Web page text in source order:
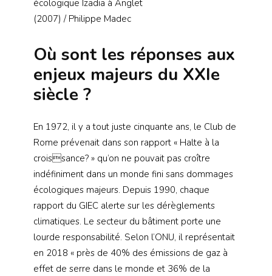
écologique Izadia à Anglet
(2007) / Philippe Madec
Où sont les réponses aux
enjeux majeurs du XXIe
siècle ?
En 1972, il y a tout juste cinquante ans, le Club de
Rome prévenait dans son rapport « Halte à la
croissance? » qu’on ne pouvait pas croître
indéfiniment dans un monde fini sans dommages
écologiques majeurs. Depuis 1990, chaque
rapport du GIEC alerte sur les dérèglements
climatiques. Le secteur du bâtiment porte une
lourde responsabilité. Selon l’ONU, il représentait
en 2018 « près de 40% des émissions de gaz à
effet de serre dans le monde et 36% de la